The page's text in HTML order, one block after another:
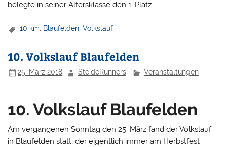
belegte in seiner Altersklasse den 1. Platz.
10 km Blaufelden ,Volkslauf
10. Volkslauf Blaufelden
25. März 2018 SteideRunners Veranstaltungen
10. Volkslauf Blaufelden
Am vergangenen Sonntag den 25. März fand der Volkslauf
in Blaufelden statt, der eigentlich immer am Herbstfest